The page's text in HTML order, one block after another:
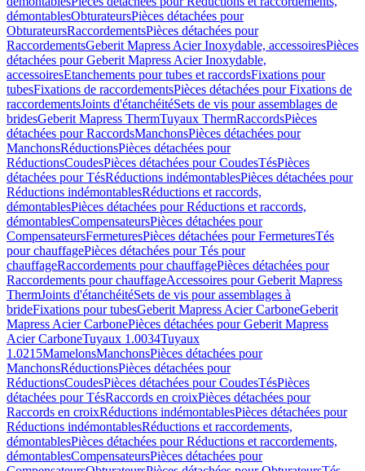
démontablesObturateursPièces détachées pour
ObturateursRaccordementsPièces détachées pour
RaccordementsGeberit Mapress Acier Inoxydable, accessoiresPièces
détachées pour Geberit Mapress Acier Inoxydable,
accessoiresEtanchements pour tubes et raccordsFixations pour
tubesFixations de raccordementsPièces détachées pour Fixations de
raccordementsJoints d'étanchéitéSets de vis pour assemblages de
bridesGeberit Mapress ThermTuyaux ThermRaccordsPièces
détachées pour RaccordsManchonsPièces détachées pour
ManchonsRéductionsPièces détachées pour
RéductionsCoudesPièces détachées pour CoudesTésPièces
détachées pour TésRéductions indémontablesPièces détachées pour
Réductions indémontablesRéductions et raccords,
démontablesPièces détachées pour Réductions et raccords,
démontablesCompensateursPièces détachées pour
CompensateursFermeturesPièces détachées pour FermeturesTés
pour chauffagePièces détachées pour Tés pour
chauffageRaccordements pour chauffagePièces détachées pour
Raccordements pour chauffageAccessoires pour Geberit Mapress
ThermJoints d'étanchéitéSets de vis pour assemblages à
brideFixations pour tubesGeberit Mapress Acier CarboneGeberit
Mapress Acier CarbonePièces détachées pour Geberit Mapress
Acier CarboneTuyaux 1.0034Tuyaux
1.0215MamelonsManchonsPièces détachées pour
ManchonsRéductionsPièces détachées pour
RéductionsCoudesPièces détachées pour CoudesTésPièces
détachées pour TésRaccords en croixPièces détachées pour
Raccords en croixRéductions indémontablesPièces détachées pour
Réductions indémontablesRéductions et raccordements,
démontablesPièces détachées pour Réductions et raccordements,
démontablesCompensateursPièces détachées pour